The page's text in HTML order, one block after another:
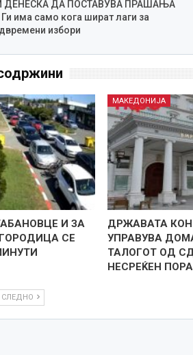
ДЕНЕСКА ДА ПОСТАВУВА ПРАШАЊА
има само кога шират лаги за
избори
И ЗА
СЕ
МАКЕДОНИЈА
ДРЖАВАТА
УПРАВУВА
ТАЛОГОТ ОД
НЕСРЕЌЕН
СЛЕДНО